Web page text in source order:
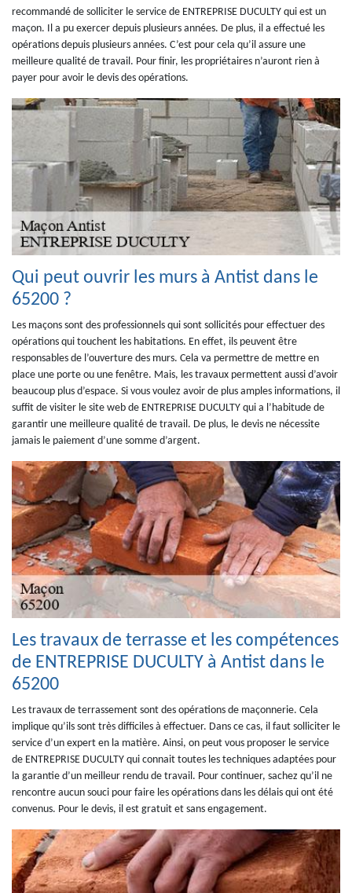
recommandé de solliciter le service de ENTREPRISE DUCULTY qui est un
maçon. Il a pu exercer depuis plusieurs années. De plus, il a effectué les
opérations depuis plusieurs années. C’est pour cela qu’il assure une
meilleure qualité de travail. Pour finir, les propriétaires n’auront rien à
payer pour avoir le devis des opérations.
Qui peut ouvrir les murs à Antist dans le
65200 ?
Les maçons sont des professionnels qui sont sollicités pour effectuer des
opérations qui touchent les habitations. En effet, ils peuvent être
responsables de l’ouverture des murs. Cela va permettre de mettre en
place une porte ou une fenêtre. Mais, les travaux permettent aussi d’avoir
beaucoup plus d’espace. Si vous voulez avoir de plus amples informations, il
suffit de visiter le site web de ENTREPRISE DUCULTY qui a l’habitude de
garantir une meilleure qualité de travail. De plus, le devis ne nécessite
jamais le paiement d’une somme d’argent.
Les travaux de terrasse et les compétences
de ENTREPRISE DUCULTY à Antist dans le
65200
Les travaux de terrassement sont des opérations de maçonnerie. Cela
implique qu’ils sont très difficiles à effectuer. Dans ce cas, il faut solliciter le
service d’un expert en la matière. Ainsi, on peut vous proposer le service
de ENTREPRISE DUCULTY qui connait toutes les techniques adaptées pour
la garantie d’un meilleur rendu de travail. Pour continuer, sachez qu’il ne
rencontre aucun souci pour faire les opérations dans les délais qui ont été
convenus. Pour le devis, il est gratuit et sans engagement.